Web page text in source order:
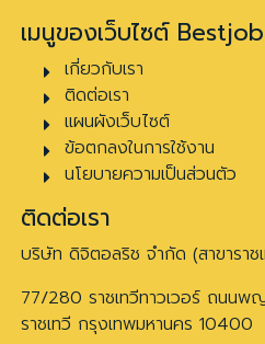
เมนูของเว็บไซต์
เกี่ยวกับเรา
ติดต่อเรา
แผนผังเว็บไซต์
ข้อตกลงในการใช้งาน
นโยบายความเป็นส่วนตัว
ติดต่อเรา
บริษัท ดิจิตอลริช จำกัด (สาขาราช
77/280 ราชเทวีทาวเวอร์ ถนน
ราชเทวี กรุงเทพมหานคร 10400